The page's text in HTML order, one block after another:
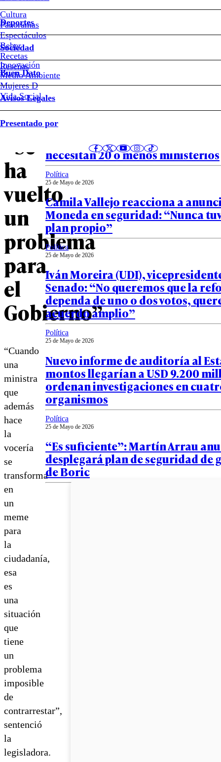
Cultura
Panoramas
Espectáculos
Beber
Recetas
Reseñas
Deportes
Sociedad
Innovación
Medio Ambiente
Mujeres D
Vida Social
Buen Dato
Avisos Legales
Presentado por
a
gestión
de
Mara
Sedini:
“Se
ha
vuelto
un
problema
para
el
Gobierno”
“Cuando
una
ministra
que
además
hace
la
vocería
se
transforma
en
un
meme
para
la
ciudadanía,
esa
es
una
situación
que
tiene
un
problema
imposible
de
contrarrestar”,
sentenció
la
legisladora.
Notas relacionadas
26 de Mayo de 2026
Panel Ciudadano-UDD: 63% cree
necesitan 20 o menos ministerios
Política
25 de Mayo de 2026
Camila Vallejo reacciona a
Moneda en seguridad: “Nunca
plan propio”
Política
25 de Mayo de 2026
Iván Moreira (UDI),
Senado: “No queremos que la
dependa de uno o dos votos,
acuerdo amplio”
Política
25 de Mayo de 2026
Nuevo informe de auditoría al
montos llegarían a USD 9.200
ordenan investigaciones en
organismos
Política
25 de Mayo de 2026
“Es suficiente”: Martín Arrau
desplegará plan de seguridad de
de Boric